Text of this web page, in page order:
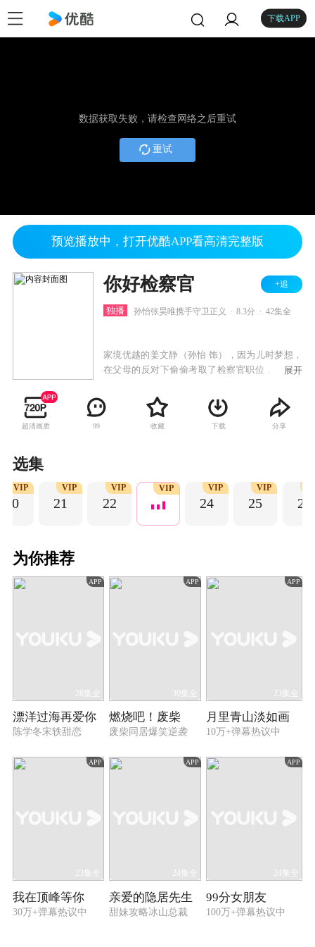
下载APP
数据获取失败，请检查网络之后重试
重试
预览播放中，打开优酷APP看高清完整版
你好检察官 +追
独播 孙怡张昊唯携手守卫正义 8.3分 42集全
家境优越的姜文静（孙怡 饰），因为儿时梦想，
在父母的反对下偷偷考取了检察官职位，紧张的
格格不入。职场上的犯错，生活上的不接地气，
让这位大小姐一度陷入低谷，质疑梦想的真谛。
直到律师任天宇（张昊唯 饰）如欢喜冤家一般出
官，而任天宇身上的秘密也渐渐浮现。
展开
超清画质 99 收藏 下载 分享
选集
20
VIP
21
VIP
22
VIP VIP
24
VIP
25
VIP
26
为你推荐
APP
28集全
漂洋过海再爱你
陈学冬宋轶甜恋
APP
30集全
燃烧吧！废柴
废柴同居爆笑逆袭
APP
23集全
月里青山淡如画
10万+弹幕热议中
APP
23集全
我在顶峰等你
30万+弹幕热议中
APP
24集全
亲爱的隐居先生
甜妹攻略冰山总裁
APP
24集全
99分女朋友
100万+弹幕热议中